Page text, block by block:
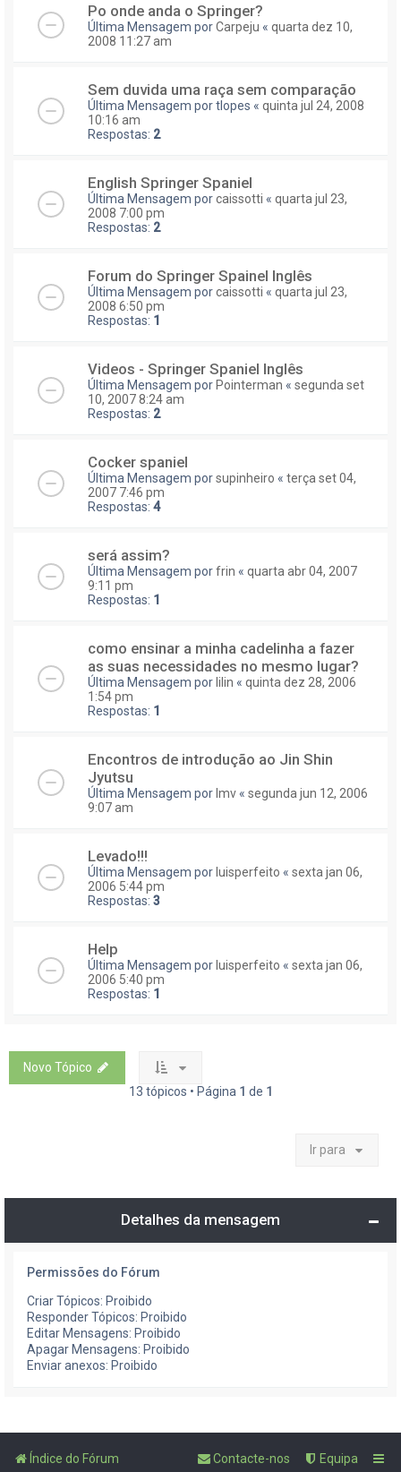
Po onde anda o Springer?
Última Mensagem porCarpeju « quarta dez 10,
2008 11:27 am
Sem duvida uma raça sem comparação
Última Mensagem portlopes « quinta jul 24, 2008
10:16 am
Respostas: 2
English Springer Spaniel
Última Mensagem porcaissotti « quarta jul 23,
2008 7:00 pm
Respostas: 2
Forum do Springer Spainel Inglês
Última Mensagem porcaissotti « quarta jul 23,
2008 6:50 pm
Respostas: 1
Videos - Springer Spaniel Inglês
Última Mensagem por Pointerman « segunda set
10, 2007 8:24 am
Respostas: 2
Cocker spaniel
Última Mensagem porsupinheiro « terça set 04,
2007 7:46 pm
Respostas: 4
será assim?
Última Mensagem porfrin « quarta abr 04, 2007
9:11 pm
Respostas: 1
como ensinar a minha cadelinha a fazer
as suas necessidades no mesmo lugar?
Última Mensagem por lilin « quinta dez 28, 2006
1:54 pm
Respostas: 1
Encontros de introdução ao Jin Shin
Jyutsu
Última Mensagem por lmv « segunda jun 12, 2006
9:07 am
Levado!!!
Última Mensagem por luisperfeito « sexta jan 06,
2006 5:44 pm
Respostas: 3
Help
Última Mensagem por luisperfeito « sexta jan 06,
2006 5:40 pm
Respostas: 1
Novo Tópico
13 tópicos • Página 1 de 1
Ir para
Detalhes da mensagem
Permissões do Fórum
Criar Tópicos: Proibido
Responder Tópicos: Proibido
Editar Mensagens: Proibido
Apagar Mensagens: Proibido
Enviar anexos: Proibido
Índice do Fórum Equipa
Contacte-nos